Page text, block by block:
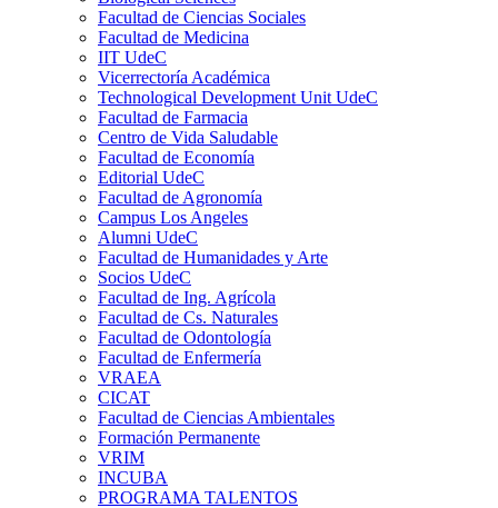
Facultad de Ciencias Sociales
Facultad de Medicina
IIT UdeC
Vicerrectoría Académica
Technological Development Unit UdeC
Facultad de Farmacia
Centro de Vida Saludable
Facultad de Economía
Editorial UdeC
Facultad de Agronomía
Campus Los Angeles
Alumni UdeC
Facultad de Humanidades y Arte
Socios UdeC
Facultad de Ing. Agrícola
Facultad de Cs. Naturales
Facultad de Odontología
Facultad de Enfermería
VRAEA
CICAT
Facultad de Ciencias Ambientales
Formación Permanente
VRIM
INCUBA
PROGRAMA TALENTOS